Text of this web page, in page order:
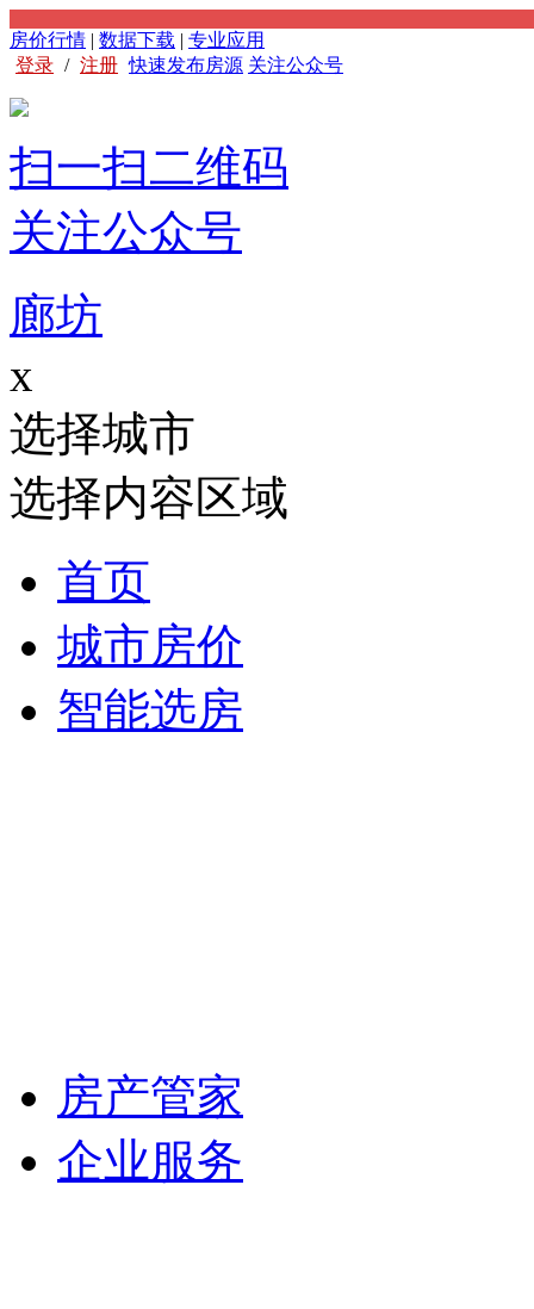
房价行情 | 数据下载 | 专业应用
登录 / 注册 快速发布房源 关注公众号
扫一扫二维码
关注公众号
廊坊
x
选择城市
选择内容区域
首页
城市房价
智能选房
房产管家
企业服务